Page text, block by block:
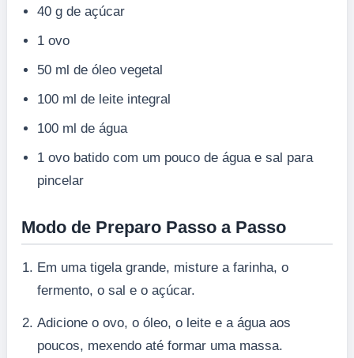
40 g de açúcar
1 ovo
50 ml de óleo vegetal
100 ml de leite integral
100 ml de água
1 ovo batido com um pouco de água e sal para
pincelar
Modo de Preparo Passo a Passo
Em uma tigela grande, misture a farinha, o
fermento, o sal e o açúcar.
Adicione o ovo, o óleo, o leite e a água aos
poucos, mexendo até formar uma massa.